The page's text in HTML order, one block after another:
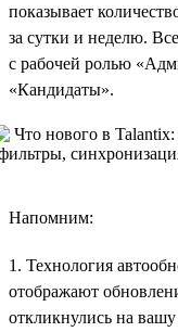
показывает
за сутки и неделю.
с рабочей ролью
«Кандидаты».
Напомним:
1. Технология
отображают
откликнулись на